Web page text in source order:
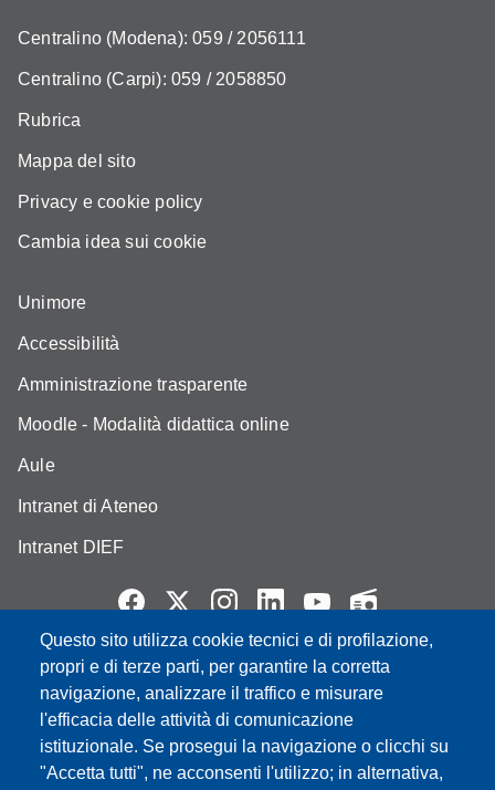
Questo sito utilizza cookie tecnici e di profilazione,
propri e di terze parti, per garantire la corretta
navigazione, analizzare il traffico e misurare
l'efficacia delle attività di comunicazione
istituzionale. Se prosegui la navigazione o clicchi su
"Accetta tutti", ne acconsenti l'utilizzo; in alternativa,
Centralino (Modena): 059 / 2056111
Centralino (Carpi): 059 / 2058850
Rubrica
Mappa del sito
Privacy e cookie policy
Cambia idea sui cookie
Unimore
Accessibilità
Amministrazione trasparente
Moodle - Modalità didattica online
Aule
Intranet di Ateneo
Intranet DIEF
Partita IVA: 00427620364
e-mail: urp@unimore.it
PEC: primo contatto: urp@pec.unimore.it
Indirizzo ReGIndE per notifica Atti Processuali:
direzionelegale@pec.unimore.it